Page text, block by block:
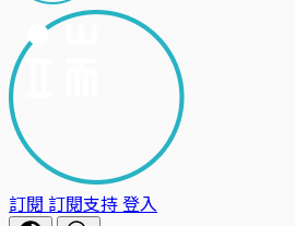
訂閱 訂閱支持登入